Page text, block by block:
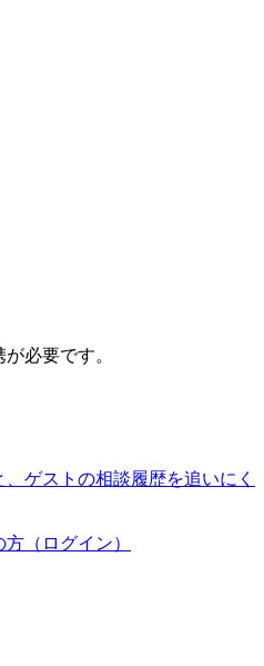
必要です。
ゲストの相談履歴を追いにく
（ログイン）